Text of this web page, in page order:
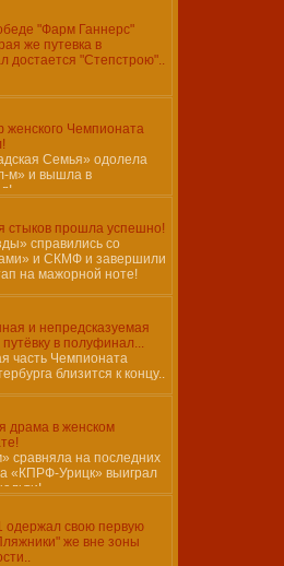
"Фарм Ганнерс"
же путевка в
достается "Степстрою"..
Чемпионата
Семья» одолела
м» и вышла в
стыков прошла успешно!
справились со
и СКМФ и завершили
на мажорной ноте!
и непредсказуемая
в полуфинал...
часть Чемпионата
близится к концу..
драма в женском
сравняла на последних
а «КПРФ-Урицк» выиграл
свою первую
же вне зоны